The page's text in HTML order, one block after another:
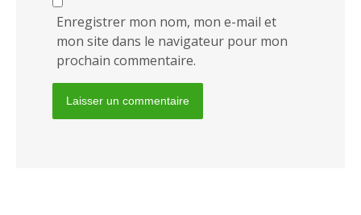
Enregistrer mon nom, mon e-mail et
mon site dans le navigateur pour mon
prochain commentaire.